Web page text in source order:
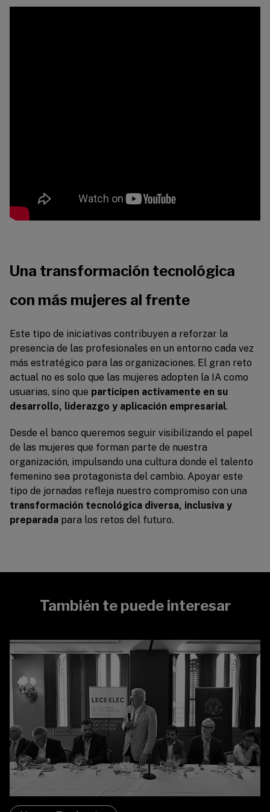
Una transformación tecnológica
con más mujeres al frente
Este tipo de iniciativas contribuyen a reforzar la
presencia de las profesionales en un entorno cada vez
más estratégico para las organizaciones. El gran reto
actual no es solo que las mujeres adopten la IA como
usuarias, sino que participen activamente en su
desarrollo, liderazgo y aplicación empresarial.
Desde el banco queremos seguir visibilizando el papel
de las mujeres que forman parte de nuestra
organización, impulsando una cultura donde el talento
femenino sea protagonista del cambio. Apoyar este
tipo de jornadas refleja nuestro compromiso con una
transformación tecnológica diversa, inclusiva y
preparada para los retos del futuro.
También te puede interesar